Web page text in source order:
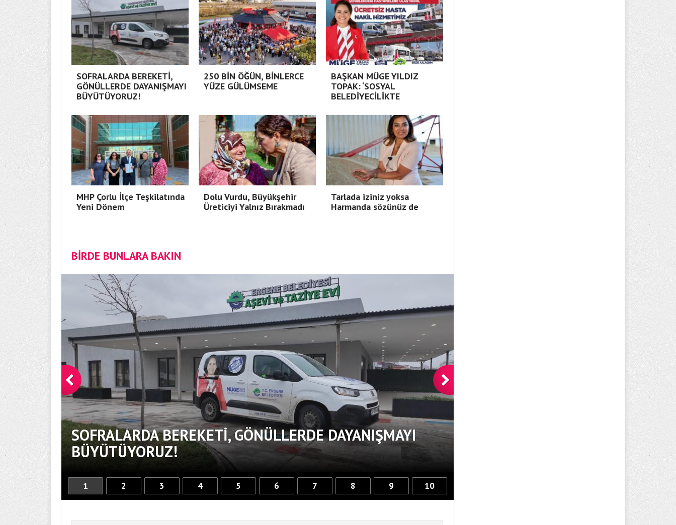
SOFRALARDA BEREKETİ,
GÖNÜLLERDE DAYANIŞMAYI
BÜYÜTÜYORUZ!
250 BİN ÖĞÜN, BİNLERCE
YÜZE GÜLÜMSEME
BAŞKAN MÜGE YILDIZ
TOPAK: ‘SOSYAL
BELEDİYECİLİKTE
MHP Çorlu İlçe Teşkilatında
Yeni Dönem
Dolu Vurdu, Büyükşehir
Üreticiyi Yalnız Bırakmadı
Tarlada iziniz yoksa
Harmanda sözünüz de
BİRDE BUNLARA BAKIN
SOFRALARDA BEREKETİ, GÖNÜLLERDE DAYANIŞMAYI
BÜYÜTÜYORUZ!
250 BİN ÖĞÜN, BİNLERCE
1 2 3 4 5 6 7 8 9 10